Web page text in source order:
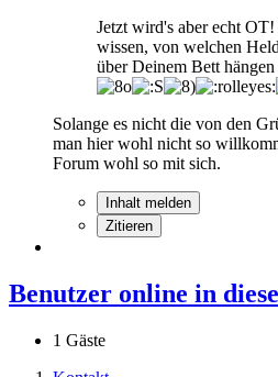
Jetzt wird's aber echt
wissen, von welchen
über Deinem Bett
Solange es nicht die von den
man hier wohl nicht so
Forum wohl so mit sich.
Inhalt melden
Zitieren
Benutzer online in
1 Gäste